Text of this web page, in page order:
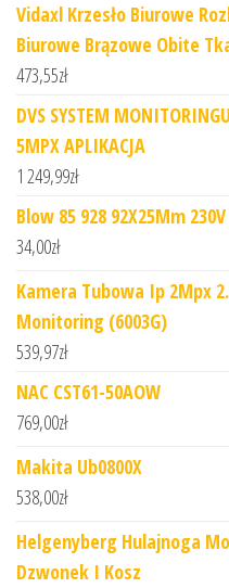
Vidaxl Krzesło Biurowe
Biurowe Brązowe Obite
473,55zł
DVS SYSTEM
5MPX APLIKACJA
1 249,99zł
Blow 85 928 92X25Mm
34,00zł
Kamera Tubowa Ip 2Mpx
Monitoring (6003G)
539,97zł
NAC CST61-50AOW
769,00zł
Makita Ub0800X
538,00zł
Helgenyberg Hulajnoga
Dzwonek I Kosz